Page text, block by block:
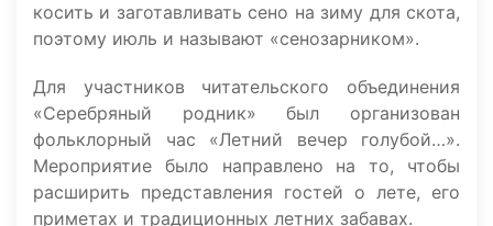
косить и заготавливать сено на зиму для скота,
поэтому июль и называют «сенозарником».
Для участников читательского объединения
«Серебряный родник» был организован
фольклорный час «Летний вечер голубой…».
Мероприятие было направлено на то, чтобы
расширить представления гостей о лете, его
приметах и традиционных летних забавах.